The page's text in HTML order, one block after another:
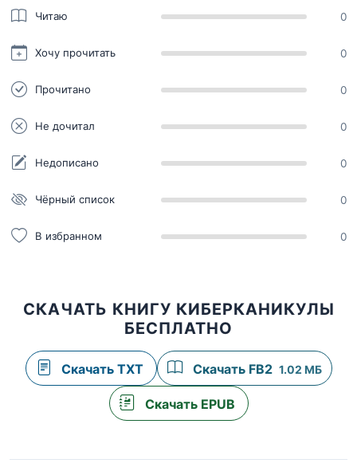
Читаю 0
Хочу прочитать 0
Прочитано 0
Не дочитал 0
Недописано 0
Чёрный список 0
В избранном 0
СКАЧАТЬ КНИГУ КИБЕРКАНИКУЛЫ
БЕСПЛАТНО
Скачать TXT Скачать FB2 1.02 МБ
Скачать EPUB